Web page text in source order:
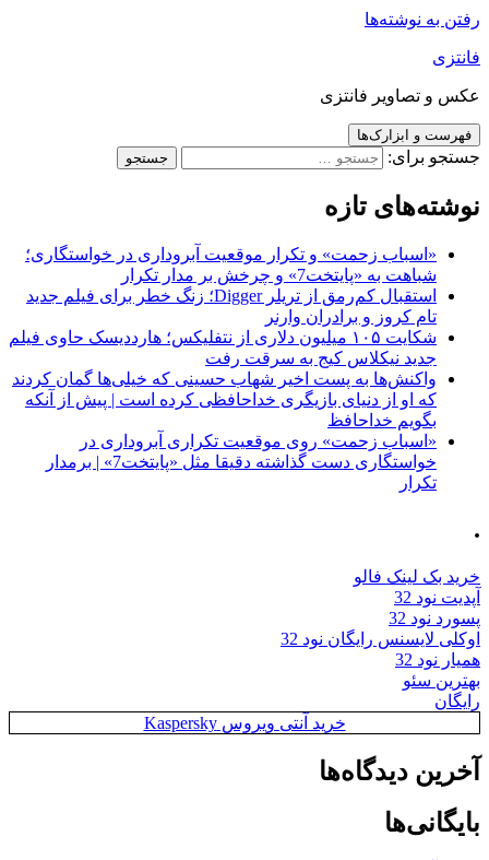
رفتن به نوشته‌ها
فانتزی
عکس و تصاویر فانتزی
فهرست و ابزارک‌ها
جستجو برای:
نوشته‌های تازه
«اسباب زحمت» و تکرار موقعیت آبروداری در خواستگاری؛
شباهت به «پایتخت7» و چرخش بر مدار تکرار
استقبال کم‌رمق از تریلر Digger؛ زنگ خطر برای فیلم جدید
تام کروز و برادران وارنر
شکایت ۱۰۵ میلیون دلاری از نتفلیکس؛ هارددیسک حاوی فیلم
جدید نیکلاس کیج به سرقت رفت
واکنش‌ها به پست اخیر شهاب حسینی که خیلی‌ها گمان کردند
که او از دنیای بازیگری خداحافظی کرده است | پیش از آنکه
بگویم خداحافظ
«اسباب زحمت» روی موقعیت تکراری آبروداری در
خواستگاری دست گذاشته دقیقا مثل «پایتخت7» | برمدار
تکرار
.
خرید بک لینک فالو
آپدیت نود 32
پسورد نود 32
اوکلی لایسنس رایگان نود 32
همیار نود 32
بهترین سئو
رایگان
خرید آنتی ویروس Kaspersky
آخرین دیدگاه‌ها
بایگانی‌ها